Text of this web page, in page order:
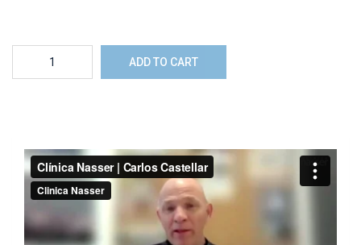
Consulta
online
Deporte
con
ADD TO CART